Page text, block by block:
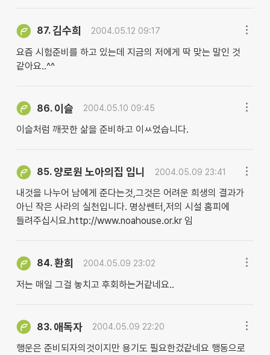
87.김수희 2004.05.12 09:17
요즘 시험준비를 하고 있는데 지금의 저에게 딱 맞는 말인 것
같아요..^^
86. 이슬 2004.05.10 09:45
이슬처럼 깨끗한 삶을 준비하고 이ㅆ었습니다.
85.양로원 노아의집 입니 2004.05.09 23:41
내것을 나누어 남에게 준다는것,그것은 어려운 희생의 결과가
아닌 작은 사라의 실천입니다. 명상쎈터,저의 시설 홈피에
들려주십시요.http://www.noahouse.or.kr 임
84.환희 2004.05.09 23:02
저는 매일 그걸 놓치고 후회하는거같네요..
83. 애독자 2004.05.09 22:20
행운은 준비되자의것이지만 용기도 필요한겄같네요 행동으로